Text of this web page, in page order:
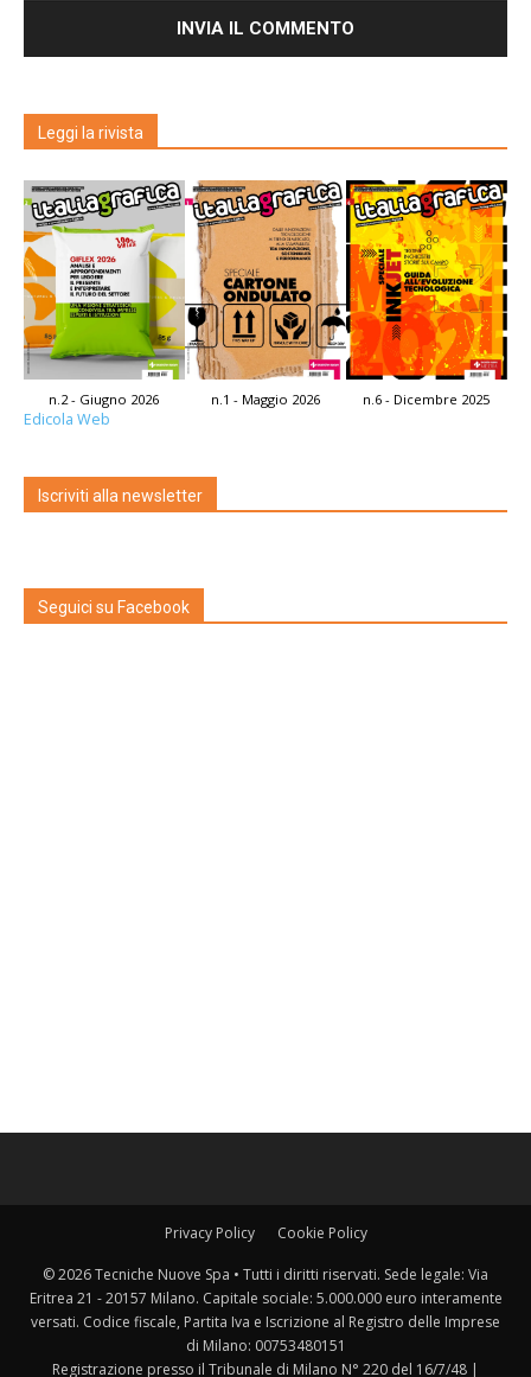
Leggi la rivista
n.2 - Giugno 2026 n.1 - Maggio 2026 n.6 - Dicembre 2025
Edicola Web
Iscriviti alla newsletter
Seguici su Facebook
Privacy Policy Cookie Policy
© 2026 Tecniche Nuove Spa • Tutti i diritti riservati. Sede legale: Via
Eritrea 21 - 20157 Milano. Capitale sociale: 5.000.000 euro interamente
versati. Codice fiscale, Partita Iva e Iscrizione al Registro delle Imprese
di Milano: 00753480151
Registrazione presso il Tribunale di Milano N° 220 del 16/7/48 |